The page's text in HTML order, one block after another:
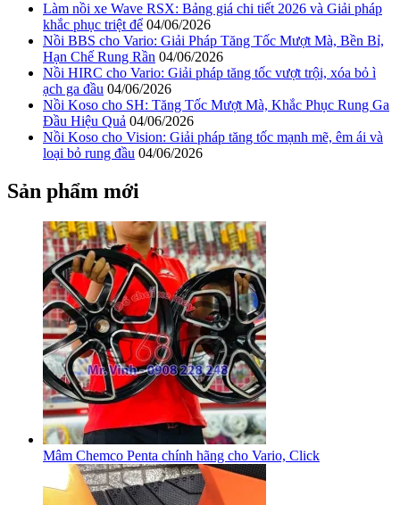
Làm nồi xe Wave RSX: Bảng giá chi tiết 2026 và Giải pháp
khắc phục triệt để 04/06/2026
Nồi BBS cho Vario: Giải Pháp Tăng Tốc Mượt Mà, Bền Bỉ,
Hạn Chế Rung Rần 04/06/2026
Nồi HIRC cho Vario: Giải pháp tăng tốc vượt trội, xóa bỏ ì
ạch ga đầu 04/06/2026
Nồi Koso cho SH: Tăng Tốc Mượt Mà, Khắc Phục Rung Ga
Đầu Hiệu Quả 04/06/2026
Nồi Koso cho Vision: Giải pháp tăng tốc mạnh mẽ, êm ái và
loại bỏ rung đầu 04/06/2026
Sản phẩm mới
Mâm Chemco Penta chính hãng cho Vario, Click